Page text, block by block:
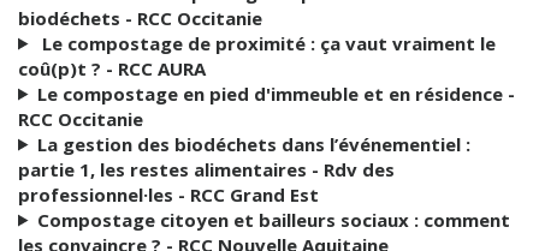
biodéchets - RCC Occitanie
Le compostage de proximité : ça vaut vraiment le
coû(p)t ? - RCC AURA
Le compostage en pied d'immeuble et en résidence -
RCC Occitanie
La gestion des biodéchets dans l’événementiel :
partie 1, les restes alimentaires - Rdv des
professionnel·les - RCC Grand Est
Compostage citoyen et bailleurs sociaux : comment
les convaincre ? - RCC Nouvelle Aquitaine